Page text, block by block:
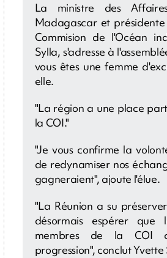
La ministre des
Madagascar et
Commision de l'Océan
Sylla, s'adresse à
vous êtes une femme
elle.
"La région a une place
la COI."
"Je vous confirme la
de redynamiser nos
gagneraient", ajoute l'élue.
"La Réunion a su
désormais espérer
membres de la COI
progression", conclut Yvette